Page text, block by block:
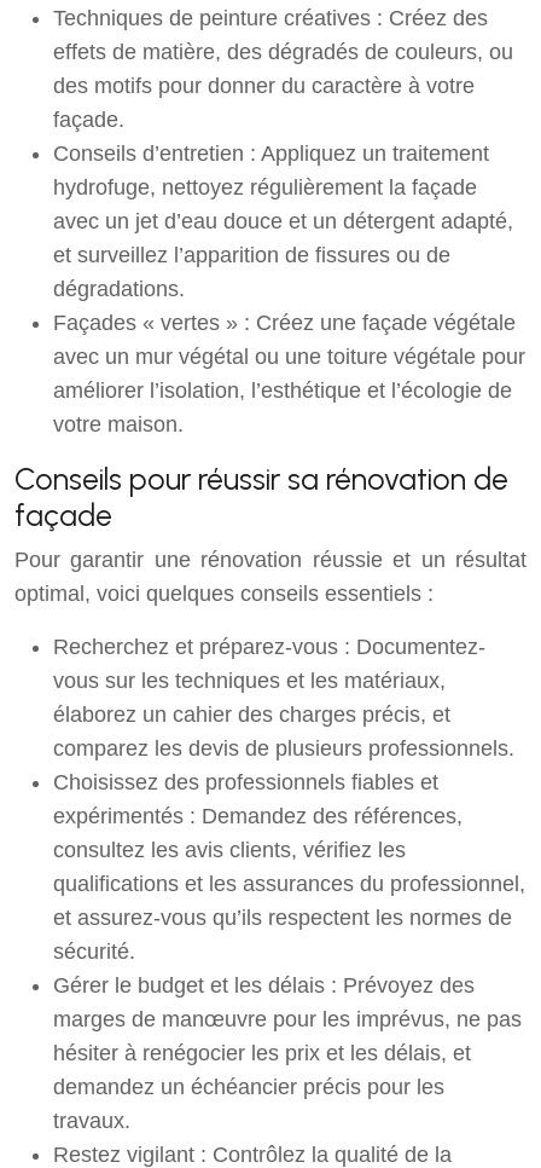
Techniques de peinture créatives : Créez des
effets de matière, des dégradés de couleurs, ou
des motifs pour donner du caractère à votre
façade.
Conseils d’entretien : Appliquez un traitement
hydrofuge, nettoyez régulièrement la façade
avec un jet d’eau douce et un détergent adapté,
et surveillez l’apparition de fissures ou de
dégradations.
Façades « vertes » : Créez une façade végétale
avec un mur végétal ou une toiture végétale pour
améliorer l’isolation, l’esthétique et l’écologie de
votre maison.
Conseils pour réussir sa rénovation de
façade
Pour garantir une rénovation réussie et un résultat
optimal, voici quelques conseils essentiels :
Recherchez et préparez-vous : Documentez-
vous sur les techniques et les matériaux,
élaborez un cahier des charges précis, et
comparez les devis de plusieurs professionnels.
Choisissez des professionnels fiables et
expérimentés : Demandez des références,
consultez les avis clients, vérifiez les
qualifications et les assurances du professionnel,
et assurez-vous qu’ils respectent les normes de
sécurité.
Gérer le budget et les délais : Prévoyez des
marges de manœuvre pour les imprévus, ne pas
hésiter à renégocier les prix et les délais, et
demandez un échéancier précis pour les
travaux.
Restez vigilant : Contrôlez la qualité de la